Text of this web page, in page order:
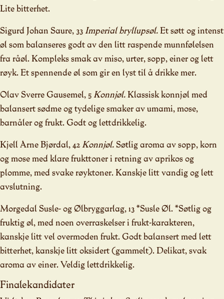
Lite bitterhet.
Sigurd Johan Saure, 33 Imperial bryllupsøl.Et søtt og intenst
øl som balanseres godt av den litt raspende munnfølelsen
fra råøl. Kompleks smak av miso, urter, sopp, einer og lett
røyk. Et spennende øl som gir en lyst til å drikke mer.
Olav Sverre Gausemel, 5 Konnjøl.Klassisk konnjøl med
balansert sødme og tydelige smaker av umami, mose,
barnåler og frukt. Godt og lettdrikkelig.
Kjell Arne Bjørdal, 42 Konnjøl.Søtlig aroma av sopp, korn
og mose med klare frukttoner i retning av aprikos og
plomme, med svake røyktoner. Kanskje litt vandig og lett
avslutning.
Morgedal Susle- og Ølbryggarlag, 13 *Susle Øl. *Søtlig og
fruktig øl, med noen overraskelser i frukt-karakteren,
kanskje litt vel overmoden frukt. Godt balansert med lett
bitterhet, kanskje litt oksidert (gammelt). Delikat, svak
aroma av einer. Veldig lettdrikkelig.
Finalekandidater